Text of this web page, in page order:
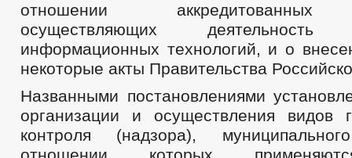
отношении аккредитованных
осуществляющих
информационных технологий, и о
некоторые акты Правительства
Названными постановлениями
организации и осуществления видов
контроля (надзора),